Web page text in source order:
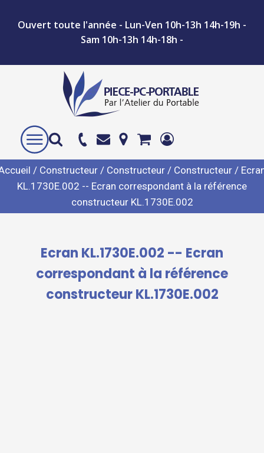
Ouvert toute l'année - Lun-Ven 10h-13h 14h-19h -
Sam 10h-13h 14h-18h -
/ Constructeur / Constructeur / Constructeur /
KL.1730E.002 -- Ecran correspondant à la référence
constructeur KL.1730E.002
Ecran KL.1730E.002 -- Ecran
correspondant à la référence
constructeur KL.1730E.002